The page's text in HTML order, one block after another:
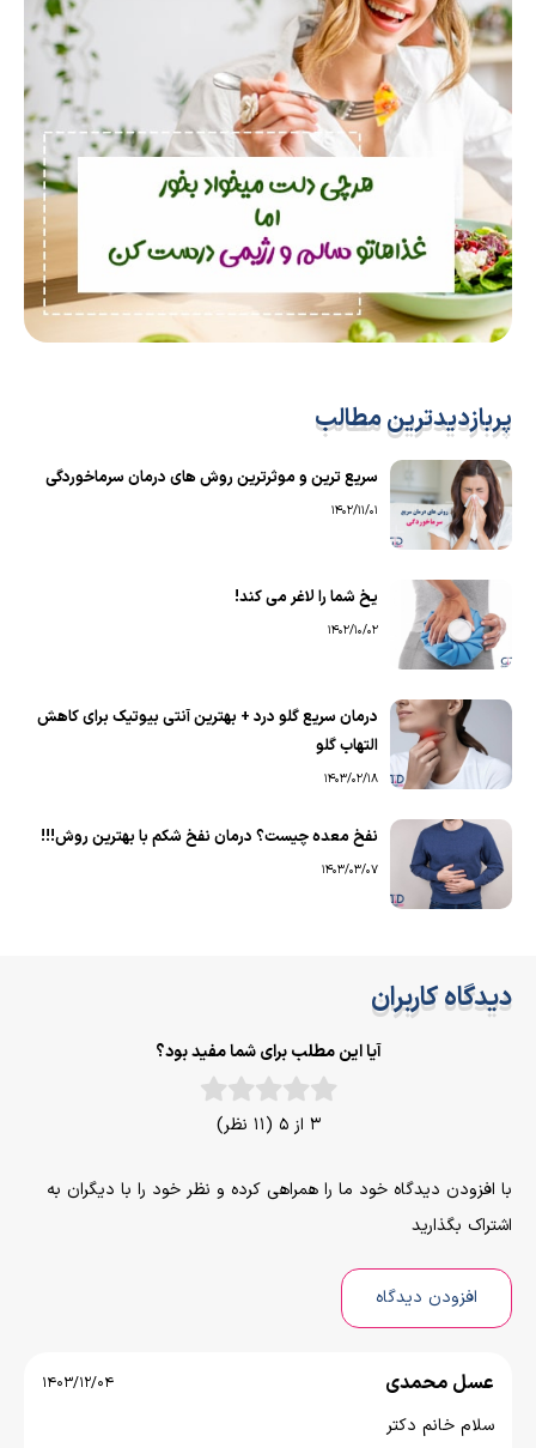
پربازدیدترین مطالب
سریع ترین و موثرترین روش های درمان سرماخوردگی
1402/11/01
یخ شما را لاغر می کند!
1402/10/02
درمان سریع گلو درد + بهترین آنتی بیوتیک برای کاهش
التهاب گلو
1403/02/18
نفخ معده چیست؟ درمان نفخ شکم با بهترین روش!!!
1403/03/07
دیدگاه کاربران
آیا این مطلب برای شما مفید بود؟
3 از 5 (11 نظر)
با افزودن دیدگاه خود ما را همراهی کرده و نظر خود را با دیگران به
اشتراک بگذارید
افزودن دیدگاه
عسل محمدی 1403/12/04
سلام خانم دکتر